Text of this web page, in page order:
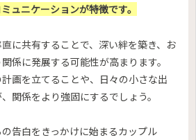
ュニケーションが特徴です。
に共有することで、深い絆を築き、お
係に発展する可能性が高まります。
画を立てることや、日々の小さな出
関係をより強固にするでしょう。
告白をきっかけに始まるカップル